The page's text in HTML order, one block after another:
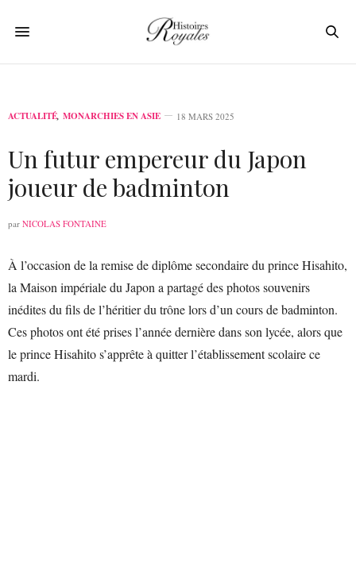
ACTUALITÉ, MONARCHIES EN ASIE 18 MARS 2025
Un futur empereur du Japon
joueur de badminton
par NICOLAS FONTAINE
À l’occasion de la remise de diplôme secondaire du prince Hisahito,
la Maison impériale du Japon a partagé des photos souvenirs
inédites du fils de l’héritier du trône lors d’un cours de badminton.
Ces photos ont été prises l’année dernière dans son lycée, alors que
le prince Hisahito s’apprête à quitter l’établissement scolaire ce
mardi.